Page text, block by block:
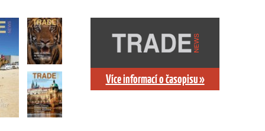
Více informací o časopisu »